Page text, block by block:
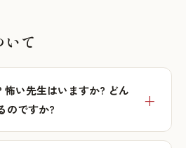
て
い先生はいますか? どん
のですか?